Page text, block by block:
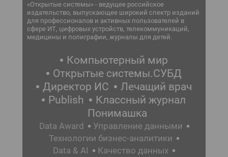
«Открытые системы» - ведущее российское
издательство, выпускающее широкий спектр изданий
для профессионалов и активных пользователей в
сфере ИТ, цифровых устройств, телекоммуникаций,
медицины и полиграфии, журналы для детей.
Компьютерный мир
Открытые системы.СУБД
Директор ИС
Лечащий врач
Publish
Классный журнал
Понимашка
Data Award
Управление данными
Технологии бизнес-аналитики
Data & AI
Качество данных